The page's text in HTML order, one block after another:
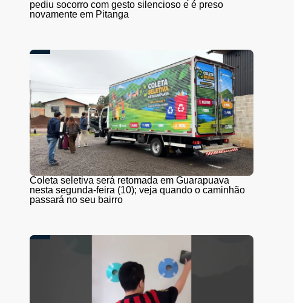
pediu socorro com gesto silencioso e é preso
novamente em Pitanga
Coleta seletiva será retomada em Guarapuava
nesta segunda-feira (10); veja quando o caminhão
passará no seu bairro